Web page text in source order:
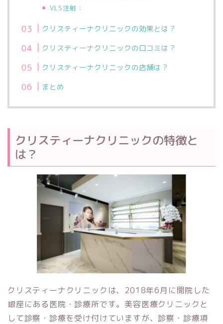
VLS注射：
クリスティーナクリニックの効果とは？
クリスティーナクリニックの口コミは？
クリスティーナクリニックの店舗は？
まとめ
クリスティーナクリニックの特徴と
は？
クリスティーナクリニックは、2018年6月に開院した
銀座にある医院・診療所です。美容医療クリニックと
して診察・診療を受け付けていますが、診察・診療項